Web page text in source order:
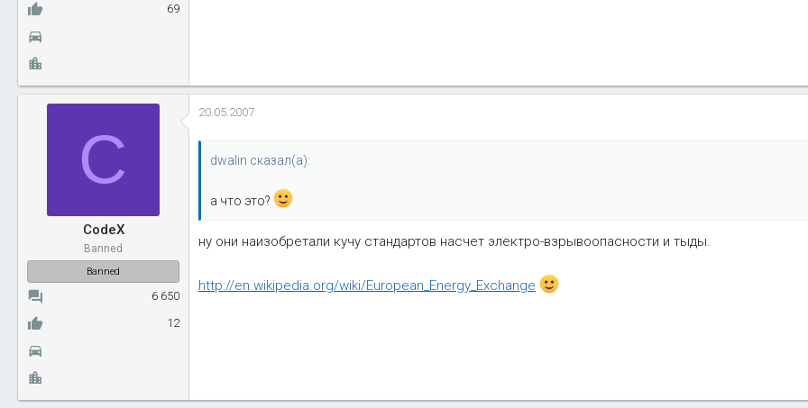
69
C
CodeX
Banned
Banned
6 650
12
20.05.2007
dwalin сказал(а):
а что это?
ну они наизобретали кучу стандартов насчет электро-взрывоопасности и тыды.
http://en.wikipedia.org/wiki/European_Energy_Exchange